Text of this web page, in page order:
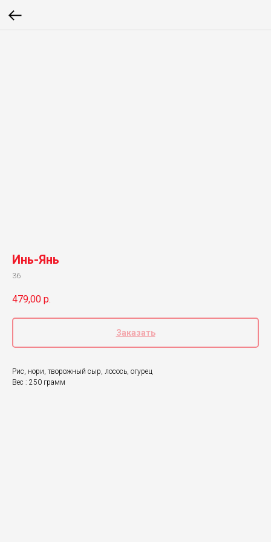
Инь-Янь
36
479,00 р.
Заказать
Рис, нори, творожный сыр, лосось, огурец
Вес : 250 грамм